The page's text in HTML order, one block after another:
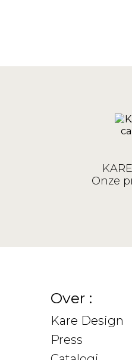
Onze
Over :
Kare Design
Press